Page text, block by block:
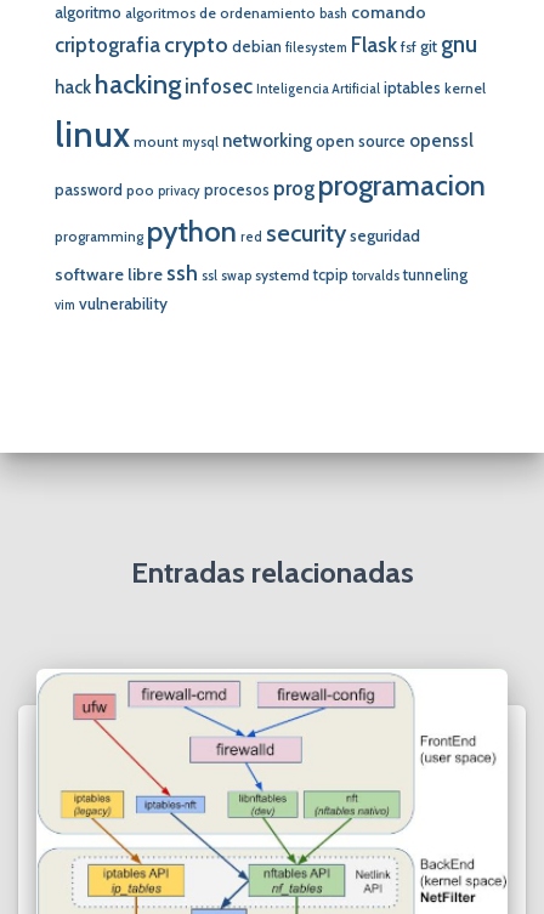
algoritmo algoritmos de ordenamiento bash comando
criptografia crypto debian filesystem Flask fsf git gnu
hack hacking infosec Inteligencia Artificial iptables kernel
linux mount mysql networkingopen source openssl
password poo privacy procesos prog programacion
programming python red securityseguridad
software libre ssh ssl swap systemd tcpip torvalds tunneling
vim vulnerability
Entradas relacionadas